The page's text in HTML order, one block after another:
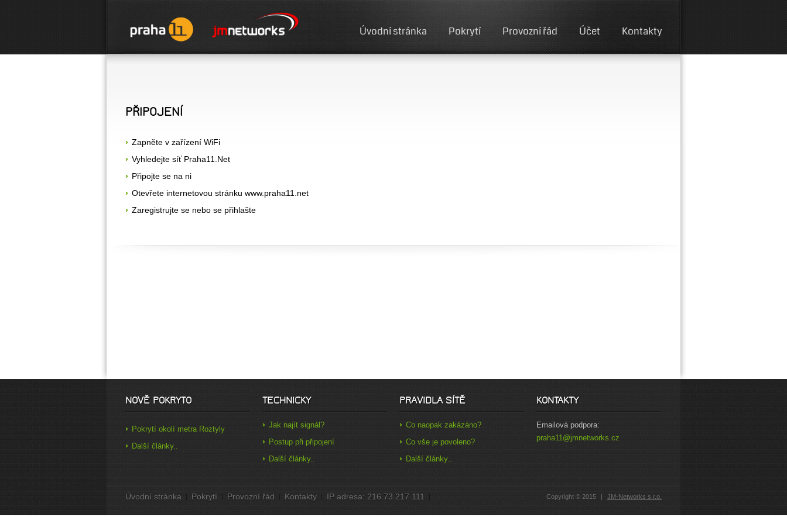
Úvodní stránka Pokrytí Provozní řád Účet Kontakty
PŘIPOJENÍ
Zapněte v zařízení WiFi
Vyhledejte síť Praha11.Net
Připojte se na ni
Otevřete internetovou stránku www.praha11.net
Zaregistrujte se nebo se přihlašte
NOVĚ POKRYTO
Pokrytí okolí metra Roztyly
Další články..
TECHNICKY
Jak najít signál?
Postup při připojení
Další články..
PRAVIDLA SÍTĚ
Co naopak zakázáno?
Co vše je povoleno?
Další články..
KONTAKTY
Emailová podpora:
praha11@jmnetworks.cz
Úvodní stránka Pokrytí Provozní řád Kontakty IP adresa: 216.73.217.111 Copyright © 2015 | JM-Networks s.r.o.